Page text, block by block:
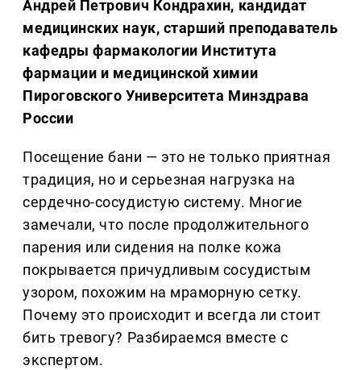
Андрей Петрович Кондрахин, кандидат
медицинских наук, старший преподаватель
кафедры фармакологии Института
фармации и медицинской химии
Пироговского Университета Минздрава
России
Посещение бани — это не только приятная
традиция, но и серьезная нагрузка на
сердечно-сосудистую систему. Многие
замечали, что после продолжительного
парения или сидения на полке кожа
покрывается причудливым сосудистым
узором, похожим на мраморную сетку.
Почему это происходит и всегда ли стоит
бить тревогу? Разбираемся вместе с
экспертом.